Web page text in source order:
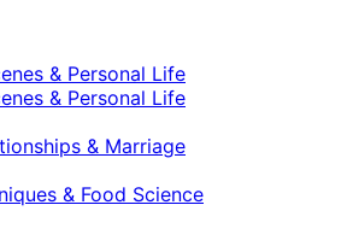
& Personal Life
& Personal Life
& Marriage
& Food Science